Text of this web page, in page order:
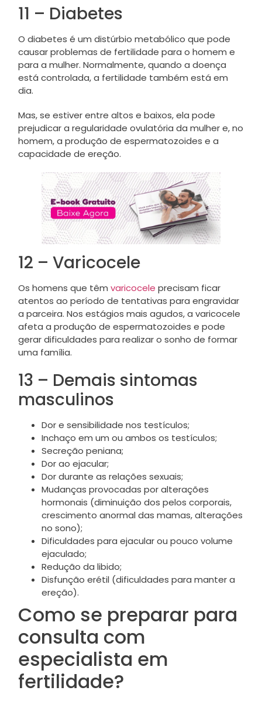
11 – Diabetes
O diabetes é um distúrbio metabólico que pode
causar problemas de fertilidade para o homem e
para a mulher. Normalmente, quando a doença
está controlada, a fertilidade também está em
dia.
Mas, se estiver entre altos e baixos, ela pode
prejudicar a regularidade ovulatória da mulher e, no
homem, a produção de espermatozoides e a
capacidade de ereção.
12 – Varicocele
Os homens que têm varicocele precisam ficar
atentos ao período de tentativas para engravidar
a parceira. Nos estágios mais agudos, a varicocele
afeta a produção de espermatozoides e pode
gerar dificuldades para realizar o sonho de formar
uma família.
13 – Demais sintomas
masculinos
Dor e sensibilidade nos testículos;
Inchaço em um ou ambos os testículos;
Secreção peniana;
Dor ao ejacular;
Dor durante as relações sexuais;
Mudanças provocadas por alterações
hormonais (diminuição dos pelos corporais,
crescimento anormal das mamas, alterações
no sono);
Dificuldades para ejacular ou pouco volume
ejaculado;
Redução da libido;
Disfunção erétil (dificuldades para manter a
ereção).
Como se preparar para
consulta com
especialista em
fertilidade?